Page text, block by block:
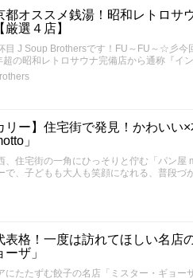
都オススメ銭湯！昭和レトロサ
選４店】
目 J Soup Brothersです！FU～FU～☆彡今
の昭和レトロサウナ完備店から通称『イン
リー】住宅街で発見！かわいい
」
、住宅街の一角にひっそりと佇む「パン屋
で、子どもも大人も笑顔になれる、普段づ
表格！一度は訪れてほしい名店
ザ」
にたたずむ餃子の名店「ミスター・ギョー